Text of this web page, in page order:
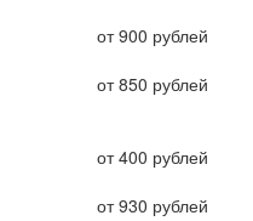
от 900 рублей
от 850 рублей
от 400 рублей
от 930 рублей